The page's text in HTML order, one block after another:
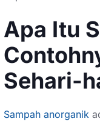
Apa Itu
Sehari-
Sampah anorganik